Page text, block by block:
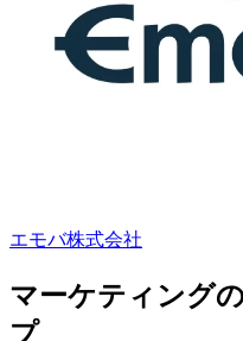
エモバ株式会社
マーケティング
プ